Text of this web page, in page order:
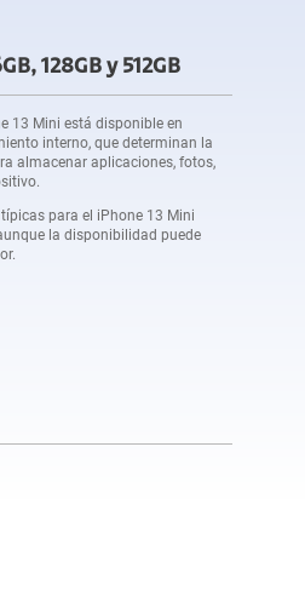
128GB y 512GB
13 Mini está disponible en
interno, que determinan la
almacenar aplicaciones, fotos,
para el iPhone 13 Mini
la disponibilidad puede